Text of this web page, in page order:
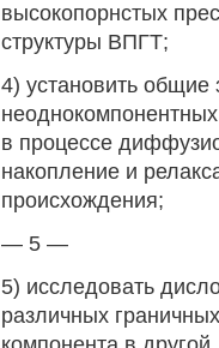
высокопорнстых
структуры ВПГТ;
4) установить общие
в процессе
накопление и
происхождения;
— 5 —
5) исследовать
различных